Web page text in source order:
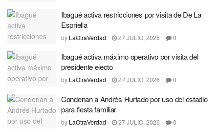
Ibagué activa restricciones por visita de De La
Espriella
by LaOtraVerdad 27 JULIO, 2026 0
Ibagué activa máximo operativo por visita del
presidente electo
by LaOtraVerdad 27 JULIO, 2026 0
Condenan a Andrés Hurtado por uso del estadio
para fiesta familiar
by LaOtraVerdad 27 JULIO, 2026 0